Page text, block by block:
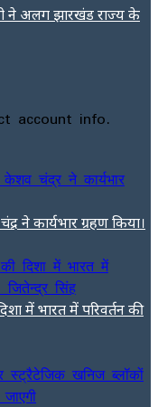
ने अलग झारखंड राज्य के
account info.
ने कार्यभार ग्रहण किया।
में भारत में परिवर्तन की